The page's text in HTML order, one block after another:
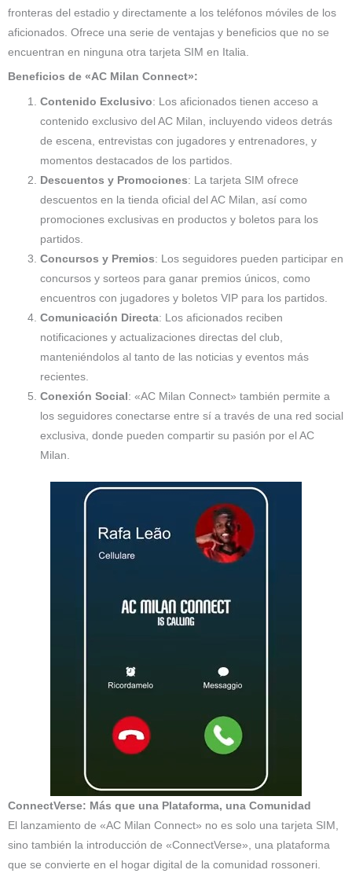
fronteras del estadio y directamente a los teléfonos móviles de los
aficionados. Ofrece una serie de ventajas y beneficios que no se
encuentran en ninguna otra tarjeta SIM en Italia.
Beneficios de «AC Milan Connect»:
Contenido Exclusivo: Los aficionados tienen acceso a
contenido exclusivo del AC Milan, incluyendo videos detrás
de escena, entrevistas con jugadores y entrenadores, y
momentos destacados de los partidos.
Descuentos y Promociones: La tarjeta SIM ofrece
descuentos en la tienda oficial del AC Milan, así como
promociones exclusivas en productos y boletos para los
partidos.
Concursos y Premios: Los seguidores pueden participar en
concursos y sorteos para ganar premios únicos, como
encuentros con jugadores y boletos VIP para los partidos.
Comunicación Directa: Los aficionados reciben
notificaciones y actualizaciones directas del club,
manteniéndolos al tanto de las noticias y eventos más
recientes.
Conexión Social : «AC Milan Connect» también permite a
los seguidores conectarse entre sí a través de una red social
exclusiva, donde pueden compartir su pasión por el AC
Milan.
ConnectVerse: Más que una Plataforma, una Comunidad
El lanzamiento de «AC Milan Connect» no es solo una tarjeta SIM,
sino también la introducción de «ConnectVerse», una plataforma
que se convierte en el hogar digital de la comunidad rossoneri.